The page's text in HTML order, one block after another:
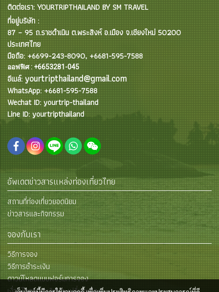
ติดต่อเรา: YOURTRIPTHAILAND BY SM TRAVEL
ที่อยู่บริษัท :
87 – 95 ถ.ราชดำเนิน ต.พระสิงห์ อ.เมือง จ.เชียงใหม่ 50200
ประเทศไทย
มือถือ: +6699-243-8090, +6681-595-7588
ออฟฟิศ : +6653281-045
อีเมล์: yourtripthailand@gmail.com
WhatsApp: +6681-595-7588
Wechat ID: yourtrip-thailand
Line ID: yourtripthailand
อัพเดตข่าวสารแหล่งท่องเที่ยวไทย
สถานที่ท่องเที่ยวยอดนิยม
ข่าวสารและกิจกรรม
จองกับเรา
วิธีการจอง
วิธีการชำระเงิน
ดาวน์โหลดแบบฟอร์มการจอง